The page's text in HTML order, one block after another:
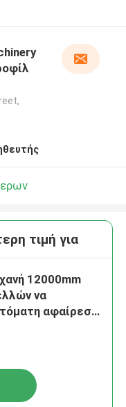
τιμή για
12000mm
να
αφαίρεση